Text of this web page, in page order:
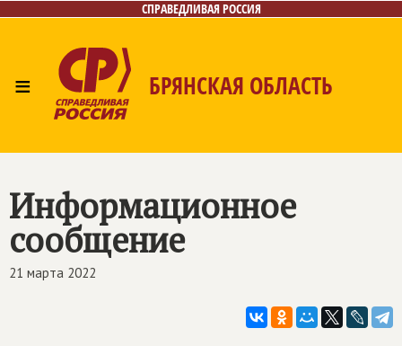
СПРАВЕДЛИВАЯ РОССИЯ
≡ БРЯНСКАЯ ОБЛАСТЬ
Информационное
сообщение
21 марта 2022